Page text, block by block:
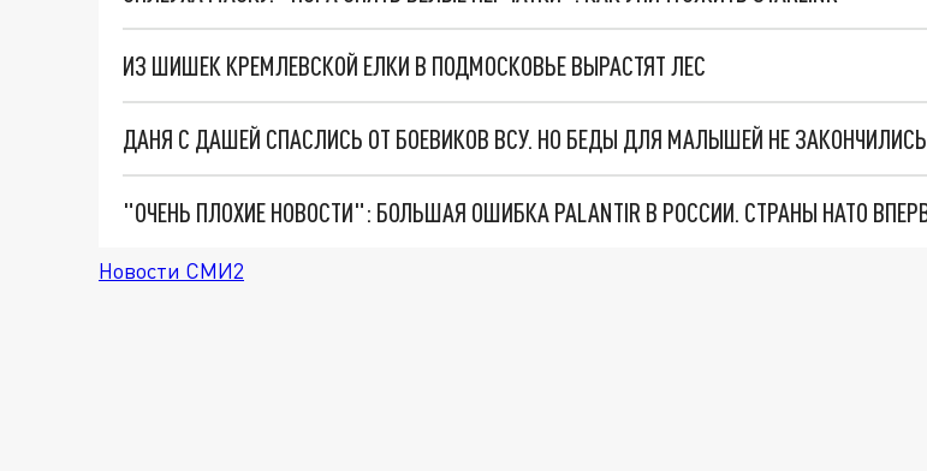
ИЗ ШИШЕК КРЕМЛЕВСКОЙ ЕЛКИ В ПОДМОСКОВЬЕ ВЫРАСТЯТ ЛЕС
ДАНЯ С ДАШЕЙ СПАСЛИСЬ ОТ БОЕВИКОВ ВСУ. НО БЕДЫ ДЛЯ МАЛЫШЕЙ НЕ ЗАКОНЧИЛИСЬ
Новости СМИ2